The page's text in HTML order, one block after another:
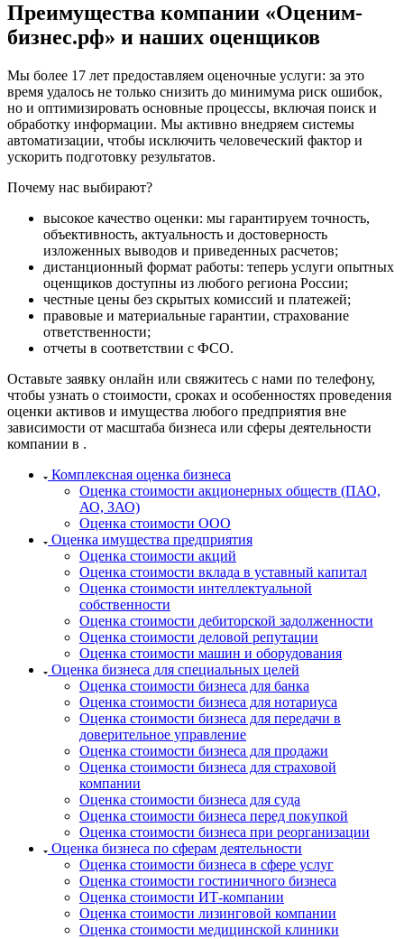
Преимущества компании «Оценим-
бизнес.рф» и наших оценщиков
Мы более 17 лет предоставляем оценочные услуги: за это
время удалось не только снизить до минимума риск ошибок,
но и оптимизировать основные процессы, включая поиск и
обработку информации. Мы активно внедряем системы
автоматизации, чтобы исключить человеческий фактор и
ускорить подготовку результатов.
Почему нас выбирают?
высокое качество оценки: мы гарантируем точность,
объективность, актуальность и достоверность
изложенных выводов и приведенных расчетов;
дистанционный формат работы: теперь услуги опытных
оценщиков доступны из любого региона России;
честные цены без скрытых комиссий и платежей;
правовые и материальные гарантии, страхование
ответственности;
отчеты в соответствии с ФСО.
Оставьте заявку онлайн или свяжитесь с нами по телефону,
чтобы узнать о стоимости, сроках и особенностях проведения
оценки активов и имущества любого предприятия вне
зависимости от масштаба бизнеса или сферы деятельности
компании в .
Комплексная оценка бизнеса
Оценка стоимости акционерных обществ (ПАО,
АО, ЗАО)
Оценка стоимости ООО
Оценка имущества предприятия
Оценка стоимости акций
Оценка стоимости вклада в уставный капитал
Оценка стоимости интеллектуальной
собственности
Оценка стоимости дебиторской задолженности
Оценка стоимости деловой репутации
Оценка стоимости машин и оборудования
Оценка бизнеса для специальных целей
Оценка стоимости бизнеса для банка
Оценка стоимости бизнеса для нотариуса
Оценка стоимости бизнеса для передачи в
доверительное управление
Оценка стоимости бизнеса для продажи
Оценка стоимости бизнеса для страховой
компании
Оценка стоимости бизнеса для суда
Оценка стоимости бизнеса перед покупкой
Оценка стоимости бизнеса при реорганизации
Оценка бизнеса по сферам деятельности
Оценка стоимости бизнеса в сфере услуг
Оценка стоимости гостиничного бизнеса
Оценка стоимости ИТ-компании
Оценка стоимости лизинговой компании
Оценка стоимости медицинской клиники
Зея
Златоуст
Ивантеевка
Ижевск
Изобильный
Ипатово
Ирбит
Искитим
Истра
Йошкар-Ола
Казань
Калининград
Калуга
Каменка
Каменск-Уральский
Каменск-Шахтинский
Камень-на-Оби
Камышин
Кандалакша
Кемерово